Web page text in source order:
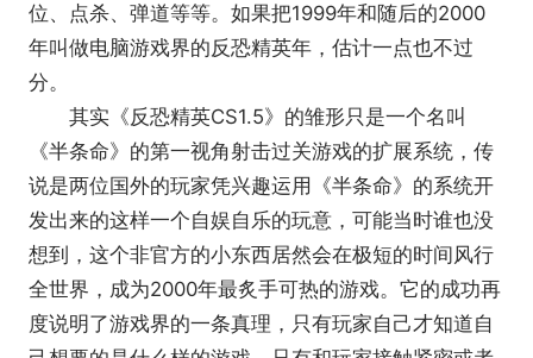
位、点杀、弹道等等。如果把1999年和随后的2000
年叫做电脑游戏界的反恐精英年，估计一点也不过
分。
其实《反恐精英CS1.5》的雏形只是一个名叫
《半条命》的第一视角射击过关游戏的扩展系统，传
说是两位国外的玩家凭兴趣运用《半条命》的系统开
发出来的这样一个自娱自乐的玩意，可能当时谁也没
想到，这个非官方的小东西居然会在极短的时间风行
全世界，成为2000年最炙手可热的游戏。它的成功再
度说明了游戏界的一条真理，只有玩家自己才知道自